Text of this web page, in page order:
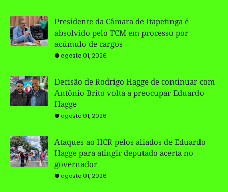
Presidente da Câmara de Itapetinga é
absolvido pelo TCM em processo por
acúmulo de cargos
agosto 01, 2026
Decisão de Rodrigo Hagge de continuar com
Antônio Brito volta a preocupar Eduardo
Hagge
agosto 01, 2026
Ataques ao HCR pelos aliados de Eduardo
Hagge para atingir deputado acerta no
governador
agosto 01, 2026